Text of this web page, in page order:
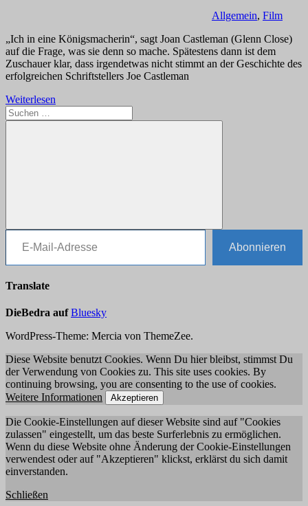
Allgemein, Film
„Ich in eine Königsmacherin“, sagt Joan Castleman (Glenn Close)
auf die Frage, was sie denn so mache. Spätestens dann ist dem
Zuschauer klar, dass irgendetwas nicht stimmt an der Geschichte des
erfolgreichen Schriftstellers Joe Castleman
Weiterlesen
Suchen
nach:
Suchen
E-Mail-Adresse
Abonnieren
Translate
DieBedra auf Bluesky
WordPress-Theme: Mercia von ThemeZee.
Diese Website benutzt Cookies. Wenn Du hier bleibst, stimmst Du
der Verwendung von Cookies zu. This site uses cookies. By
continuing browsing, you are consenting to the use of cookies.
Weitere Informationen
Akzeptieren
Die Cookie-Einstellungen auf dieser Website sind auf "Cookies
zulassen" eingestellt, um das beste Surferlebnis zu ermöglichen.
Wenn du diese Website ohne Änderung der Cookie-Einstellungen
verwendest oder auf "Akzeptieren" klickst, erklärst du sich damit
einverstanden.
Schließen